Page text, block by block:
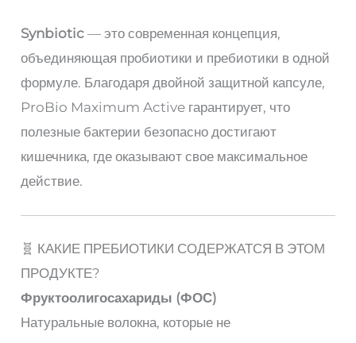
Synbiotic — это современная концепция,
объединяющая пробиотики и пребиотики в одной
формуле. Благодаря двойной защитной капсуле,
ProBio Maximum Active гарантирует, что
полезные бактерии безопасно достигают
кишечника, где оказывают свое максимальное
действие.
🧬 КАКИЕ ПРЕБИОТИКИ СОДЕРЖАТСЯ В ЭТОМ
ПРОДУКТЕ?
Фруктоолигосахариды (ФОС)
Натуральные волокна, которые не